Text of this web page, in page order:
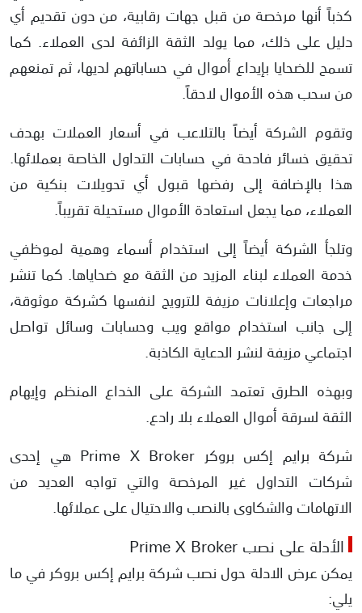
كذباً أنها مرخصة من قبل جهات رقابية، من دون تقديم أي
دليل على ذلك، مما يولد الثقة الزائفة لدى العملاء. كما
تسمح للضحايا بإيداع أموال في حساباتهم لديها، ثم تمنعهم
من سحب هذه الأموال لاحقاً.
وتقوم الشركة أيضاً بالتلاعب في أسعار العملات بهدف
تحقيق خسائر فادحة في حسابات التداول الخاصة بعملائها.
هذا بالإضافة إلى رفضها قبول أي تحويلات بنكية من
العملاء، مما يجعل استعادة الأموال مستحيلة تقريباً.
وتلجأ الشركة أيضاً إلى استخدام أسماء وهمية لموظفي
خدمة العملاء لبناء المزيد من الثقة مع ضحاياها. كما تنشر
مراجعات وإعلانات مزيفة للترويج لنفسها كشركة موثوقة،
إلى جانب استخدام مواقع ويب وحسابات وسائل تواصل
اجتماعي مزيفة لنشر الدعاية الكاذبة.
وبهذه الطرق تعتمد الشركة على الخداع المنظم وإيهام
الثقة لسرقة أموال العملاء بلا رادع.
شركة برايم إكس بروكر Prime X Broker هي إحدى
شركات التداول غير المرخصة والتي تواجه العديد من
الاتهامات والشكاوى بالنصب والاحتيال على عملائها.
الأدلة على نصب Prime X Broker
يمكن عرض الادلة حول نصب شركة برايم إكس بروكر في ما
يلي: